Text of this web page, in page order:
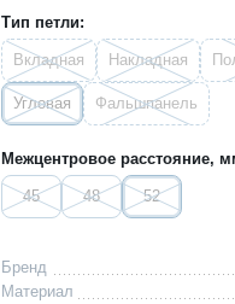
Тип петли:
Вкладная Накладная
Угловая Фальшпанель
Межцентровое расстояние,
45 48 52
Бренд
Материал